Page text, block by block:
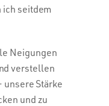
seitdem
Neigungen
verstellen
unsere Stärke
und zu